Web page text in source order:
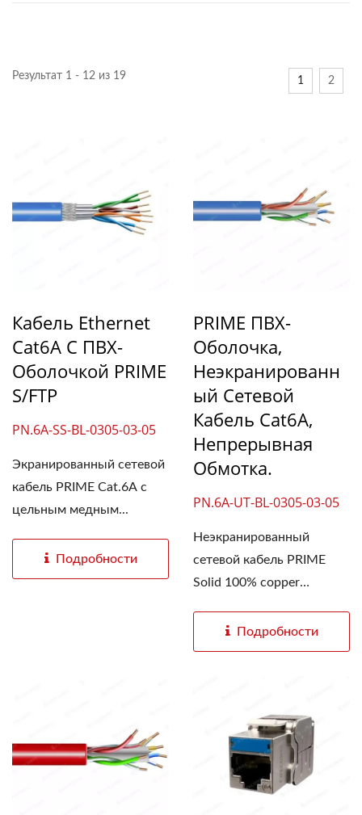
Результат 1 - 12 из 19 1 2
Кабель Ethernet
Cat6A С ПВХ-
Оболочкой PRIME
S/FTP
PN.6A-SS-BL-0305-03-05
Экранированный сетевой
кабель PRIME Cat.6A с
цельным медным...
Подробности
PRIME ПВХ-
Оболочка,
Неэкранированн
Ый Сетевой
Кабель Cat6A,
Непрерывная
Обмотка.
PN.6A-UT-BL-0305-03-05
Неэкранированный
сетевой кабель PRIME
Solid 100% copper
Подробности